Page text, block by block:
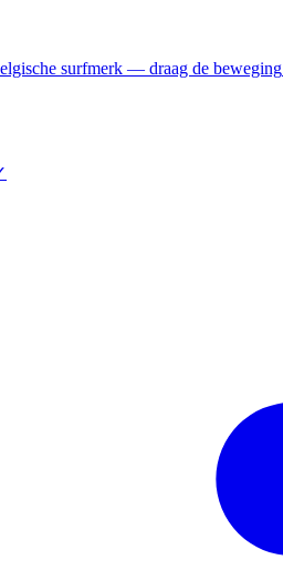
surfmerk — draag de beweging